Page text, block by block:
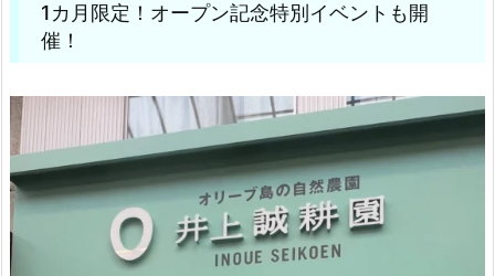
1カ月限定！オープン記念特別イベントも開
催！